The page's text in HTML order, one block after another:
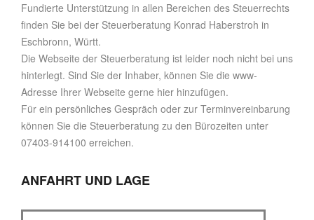
Fundierte Unterstützung in allen Bereichen des Steuerrechts
finden Sie bei der Steuerberatung Konrad Haberstroh in
Eschbronn, Württ.
Die Webseite der Steuerberatung ist leider noch nicht bei uns
hinterlegt. Sind Sie der Inhaber, können Sie die www-
Adresse Ihrer Webseite gerne hier hinzufügen.
Für ein persönliches Gespräch oder zur Terminvereinbarung
können Sie die Steuerberatung zu den Bürozeiten unter
07403-914100 erreichen.
ANFAHRT UND LAGE